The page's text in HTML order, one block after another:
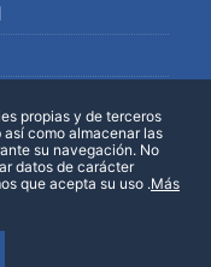
propias y de terceros
como almacenar las
su navegación. No
datos de carácter
que acepta su uso .Más